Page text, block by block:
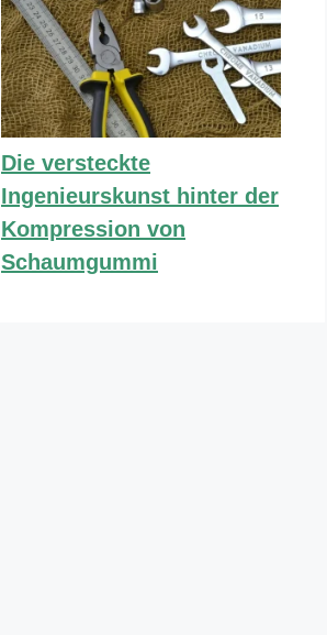
Die versteckte
Ingenieurskunst hinter der
Kompression von
Schaumgummi